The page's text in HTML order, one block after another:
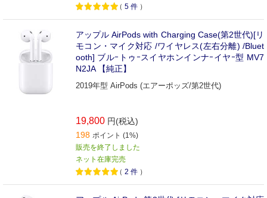
（ 5 件 ）
アップル AirPods with Charging Case(第2世代)[リ
モコン・マイク対応 /ワイヤレス(左右分離) /Bluet
ooth] ブルｰトゥｰスイヤホンインナｰイヤｰ型 MV7
N2JA 【純正】
2019年型 AirPods (エアーポッズ/第2世代)
19,800 円(税込)
198 ポイント (1%)
販売を終了しました
ネット在庫完売
（ 2 件 ）